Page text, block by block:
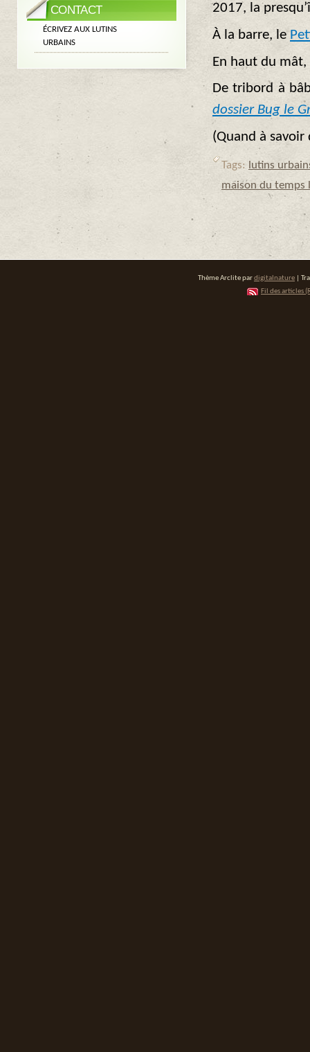
2017, la
À la barre, le
En haut du mât,
De tribord à
dossier Bug le
(Quand à
Tags:
lutins
maison du temps
CONTACT
ÉCRIVEZ AUX LUTINS
URBAINS
Thème Arclite pardigitalnature |
Fil des articles